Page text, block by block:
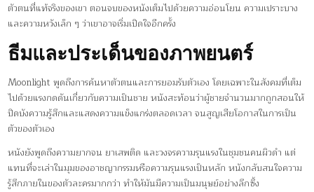
ตัวตนที่แท้จริงของเขา ตอนจบของหนังเต็มไปด้วยความอ่อนโยน ความเปราะบาง
และความหวังเล็ก ๆ ว่าเขาอาจเริ่มเปิดใจอีกครั้ง
ธีมและประเด็นของภาพยนตร์
Moonlight พูดถึงการค้นหาตัวตนและการยอมรับตัวเอง โดยเฉพาะในสังคมที่เต็ม
ไปด้วยแรงกดดันเกี่ยวกับความเป็นชาย หนังสะท้อนว่าผู้ชายจำนวนมากถูกสอนให้
ปิดบังความรู้สึกและแสดงความแข็งแกร่งตลอดเวลา จนสูญเสียโอกาสในการเป็น
ตัวของตัวเอง
หนังยังพูดถึงความยากจน ยาเสพติด และวงจรความรุนแรงในชุมชนคนผิวดำ แต่
แทนที่จะเล่าในมุมของอาชญากรรมหรือความรุนแรงเป็นหลัก หนังกลับสนใจความ
รู้สึกภายในของตัวละครมากกว่า ทำให้มันมีความเป็นมนุษย์อย่างลึกซึ้ง